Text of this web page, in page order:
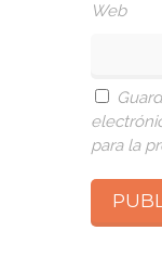
Web
para la